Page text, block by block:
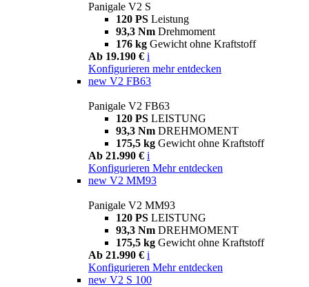
Panigale V2 S
120 PS Leistung
93,3 Nm Drehmoment
176 kg Gewicht ohne Kraftstoff
Ab 19.190 € i
Konfigurieren mehr entdecken
new V2 FB63
Panigale V2 FB63
120 PS LEISTUNG
93,3 Nm DREHMOMENT
175,5 kg Gewicht ohne Kraftstoff
Ab 21.990 € i
Konfigurieren Mehr entdecken
new V2 MM93
Panigale V2 MM93
120 PS LEISTUNG
93,3 Nm DREHMOMENT
175,5 kg Gewicht ohne Kraftstoff
Ab 21.990 € i
Konfigurieren Mehr entdecken
new V2 S 100